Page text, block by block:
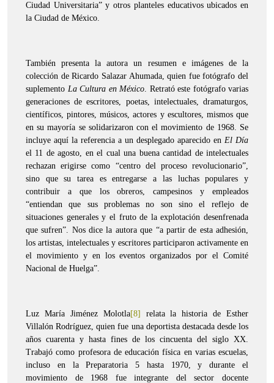
Ciudad Universitaria” y otros planteles educativos ubicados en
la Ciudad de México.
También presenta la autora un resumen e imágenes de la
colección de Ricardo Salazar Ahumada, quien fue fotógrafo del
suplemento La Cultura en México. Retrató este fotógrafo varias
generaciones de escritores, poetas, intelectuales, dramaturgos,
científicos, pintores, músicos, actores y escultores, mismos que
en su mayoría se solidarizaron con el movimiento de 1968. Se
incluye aquí la referencia a un desplegado aparecido en El Día
el 11 de agosto, en el cual una buena cantidad de intelectuales
rechazan erigirse como “centro del proceso revolucionario”,
sino que su tarea es entregarse a las luchas populares y
contribuir a que los obreros, campesinos y empleados
“entiendan que sus problemas no son sino el reflejo de
situaciones generales y el fruto de la explotación desenfrenada
que sufren”. Nos dice la autora que “a partir de esta adhesión,
los artistas, intelectuales y escritores participaron activamente en
el movimiento y en los eventos organizados por el Comité
Nacional de Huelga”.
Luz María Jiménez Molotla[8]
relata la historia de Esther
Villalón Rodríguez, quien fue una deportista destacada desde los
años cuarenta y hasta fines de los cincuenta del siglo XX.
Trabajó como profesora de educación física en varias escuelas,
incluso en la Preparatoria 5 hasta 1970, y durante el
movimiento de 1968 fue integrante del sector docente